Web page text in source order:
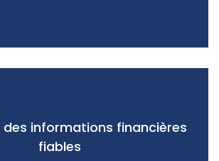
des informations financières
fiables